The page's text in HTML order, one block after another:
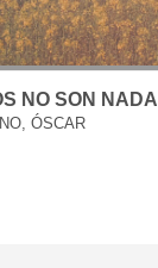
NO SON NADA
ÓSCAR